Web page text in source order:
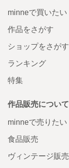
minneで買いたい
作品をさがす
ショップをさがす
ランキング
特集
作品販売について
minneで売りたい
食品販売
ヴィンテージ販売